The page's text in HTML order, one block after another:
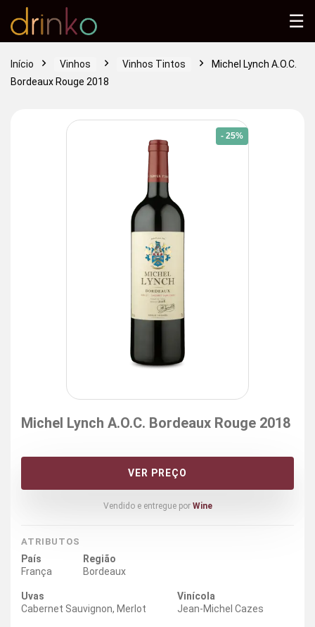
Início Vinhos Vinhos Tintos
Michel Lynch A.O.C.
Bordeaux Rouge 2018
- 25%
Michel Lynch A.O.C. Bordeaux Rouge 2018
VER PREÇO
Vendido e entregue por Wine
ATRIBUTOS
País
França
Região
Bordeaux
Uvas
Cabernet Sauvignon, Merlot
Vinícola
Jean-Michel Cazes
☰